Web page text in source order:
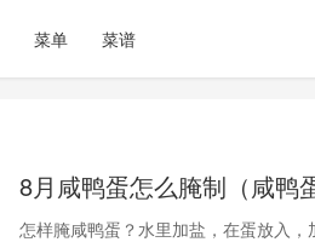
菜单 菜谱
8月咸鸭蛋怎么腌制（咸鸭
怎样腌咸鸭蛋？水里加盐，在蛋放入